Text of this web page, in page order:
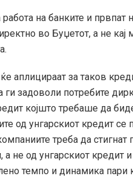
на банките и првпат
во Буџетот, а не
аплицираат за таков
задоволи потребите
којшто требаше да
од унгарскиот кредит
треба да стигнат
не од унгарскиот кредит
темпо и динамика пари